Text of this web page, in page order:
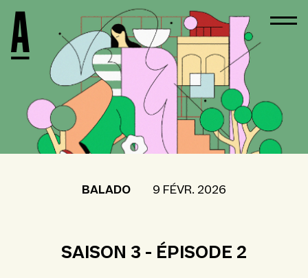
BALADO 9 FÉVR. 2026
SAISON 3 - ÉPISODE 2